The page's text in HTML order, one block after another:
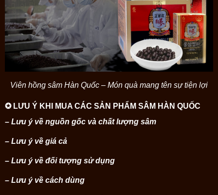
Viên hồng sâm Hàn Quốc – Món quà mang tên sự tiện lợi
✪ LƯU Ý KHI MUA CÁC SẢN PHẨM SÂM HÀN QUỐC
– Lưu ý về nguồn gốc và chất lượng sâm
– Lưu ý về giá cả
– Lưu ý về đối tượng sử dụng
– Lưu ý về cách dùng